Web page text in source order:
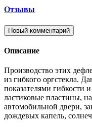
Отзывы
Новый комментарий
Описание
Производство этих
из гибкого оргстекла.
показателями гибкости
ластиковые пластины,
автомобильной двери,
дождевых капель,